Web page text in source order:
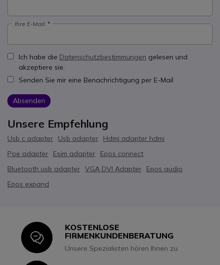
Ihre E-Mail:
Ich habe die Datenschutzbestimmungen gelesen und
akzeptiere sie.
Senden Sie mir eine Benachrichtigung per E-Mail
Absenden
Unsere Empfehlung
Usb c adapter Usb adapter
Hdmi adapter hdmi
Poe adapter
Esim adapter
Epos connect
Bluetooth usb adapter VGA DVI Adapter
Epos audio
Epos expand
Icon
KOSTENLOSE
FIRMENKUNDENBERATUNG
Unsere Spezialisten hören Ihnen zu